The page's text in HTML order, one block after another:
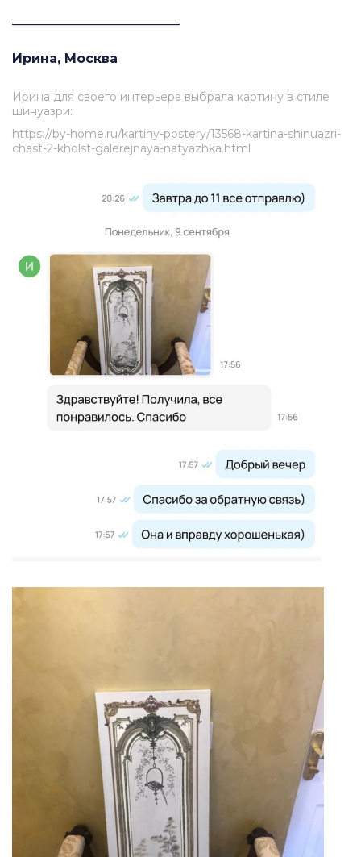
Ирина, Москва
Ирина для своего интерьера выбрала картину в стиле
шинуазри:
https://by-home.ru/kartiny-postery/13568-kartina-shinuazri-
chast-2-kholst-galerejnaya-natyazhka.html